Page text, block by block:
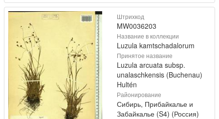
Штрихкод
MW0036203
Название в коллекции
Luzula kamtschadalorum
Принятое название
Luzula arcuata subsp.
unalaschkensis (Buchenau)
Hultén
Районирование
Сибирь, Прибайкалье и
Забайкалье (S4) (Россия)